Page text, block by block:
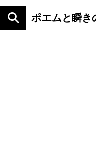
ポエムと瞬き